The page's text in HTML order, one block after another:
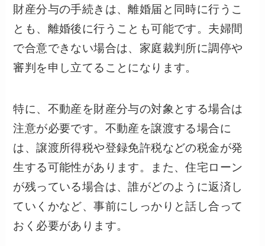
財産分与の手続きは、離婚届と同時に行うこ
とも、離婚後に行うことも可能です。夫婦間
で合意できない場合は、家庭裁判所に調停や
審判を申し立てることになります。
特に、不動産を財産分与の対象とする場合は
注意が必要です。不動産を譲渡する場合に
は、譲渡所得税や登録免許税などの税金が発
生する可能性があります。また、住宅ローン
が残っている場合は、誰がどのように返済し
ていくかなど、事前にしっかりと話し合って
おく必要があります。